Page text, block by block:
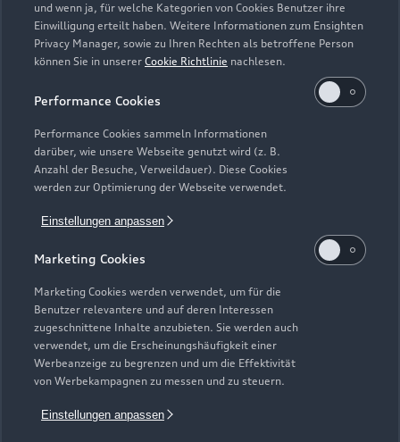
und wenn ja, für welche Kategorien von Cookies Benutzer ihre
Einwilligung erteilt haben. Weitere Informationen zum Ensighten
Privacy Manager, sowie zu Ihren Rechten als betroffene Person
können Sie in unserer Cookie Richtlinie nachlesen.
Performance Cookies
Performance Cookies sammeln Informationen
darüber, wie unsere Webseite genutzt wird (z. B.
Anzahl der Besuche, Verweildauer). Diese Cookies
werden zur Optimierung der Webseite verwendet.
Einstellungen anpassen
Marketing Cookies
Marketing Cookies werden verwendet, um für die
Benutzer relevantere und auf deren Interessen
zugeschnittene Inhalte anzubieten. Sie werden auch
verwendet, um die Erscheinungshäufigkeit einer
Werbeanzeige zu begrenzen und um die Effektivität
von Werbekampagnen zu messen und zu steuern.
Einstellungen anpassen
Zur Inspektion
Modelle
Modelle vergleichen
Kaufen & leasen